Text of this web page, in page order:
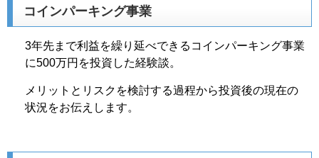
コインパーキング事業
3年先まで利益を繰り延べできるコインパーキング事業
に500万円を投資した経験談。
メリットとリスクを検討する過程から投資後の現在の
状況をお伝えします。